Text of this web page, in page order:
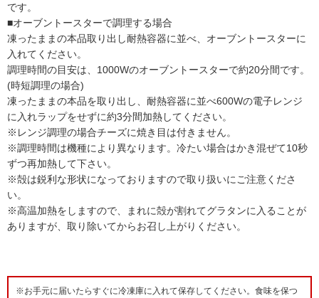
です。
■オーブントースターで調理する場合
凍ったままの本品取り出し耐熱容器に並べ、オーブントースターに
入れてください。
調理時間の目安は、1000Wのオーブントースターで約20分間です。
(時短調理の場合)
凍ったままの本品を取り出し、耐熱容器に並べ600Wの電子レンジ
に入れラップをせずに約3分間加熱してください。
※レンジ調理の場合チーズに焼き目は付きません。
※調理時間は機種により異なります。冷たい場合はかき混ぜて10秒
ずつ再加熱して下さい。
※殻は鋭利な形状になっておりますので取り扱いにご注意くださ
い。
※高温加熱をしますので、まれに殻が割れてグラタンに入ることが
ありますが、取り除いてからお召し上がりください。
※お手元に届いたらすぐに冷凍庫に入れて保存してください。食味を保つ